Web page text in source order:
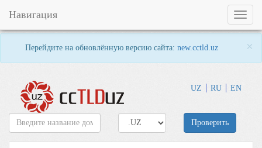
Перейдите на обновлённую версию сайта: new.cctld.uz ×
UZ RU EN
Toggle
Навигация
Проверить